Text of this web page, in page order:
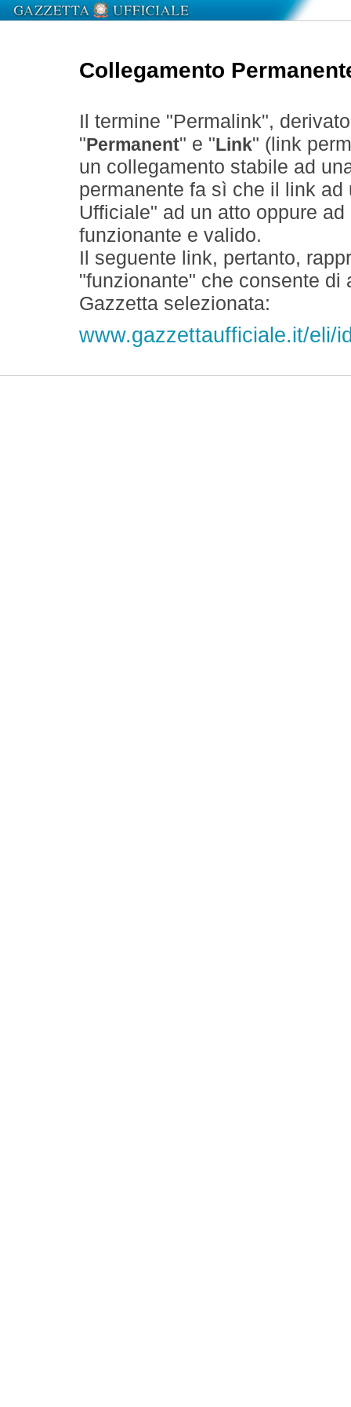
Collegamento
Il termine "Permalink",
" Permanent" e " Link" (link
un collegamento stabile ad
permanente fa sì che il link
Ufficiale" ad un atto oppure
funzionante e valido.
Il seguente link, pertanto,
"funzionante" che consente
Gazzetta selezionata:
www.gazzettaufficiale.it/eli/